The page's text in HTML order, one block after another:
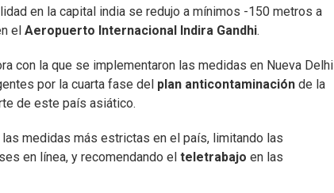
en la capital india se redujo a mínimos -150 metros a
el Aeropuerto Internacional Indira Gandhi.
con la que se implementaron las medidas en Nueva Delhi
por la cuarta fase del plan anticontaminación de la
de este país asiático.
las medidas más estrictas en el país, limitando las
en línea, y recomendando el teletrabajo en las